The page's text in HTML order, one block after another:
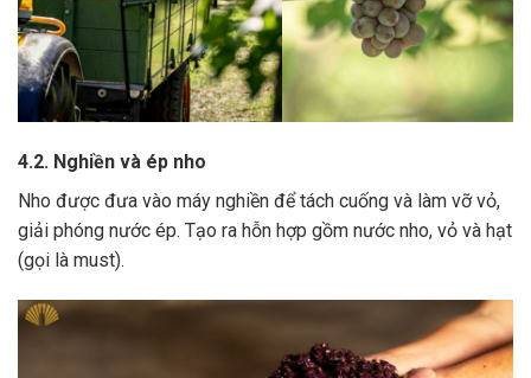
4.2. Nghiền và ép nho
Nho được đưa vào máy nghiền để tách cuống và làm vỡ vỏ,
giải phóng nước ép. Tạo ra hỗn hợp gồm nước nho, vỏ và hạt
(gọi là must).